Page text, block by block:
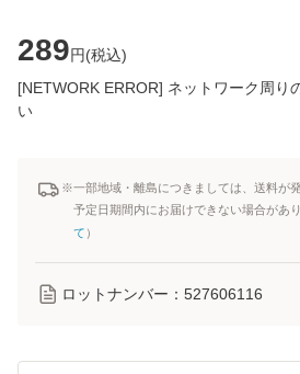
289円(税込)
[NETWORK ERROR] ネットワーク周り
い
※一部地域・離島につきましては、送料が
予定日期間内にお届けできない場合があ
て ）
ロットナンバー： 527606116